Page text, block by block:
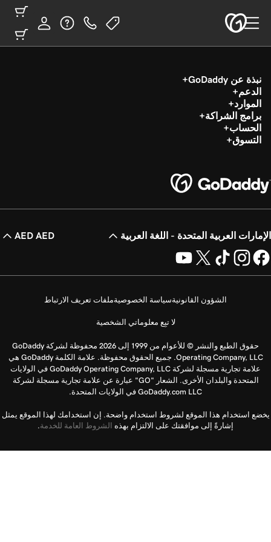
نبذة عن GoDaddy
الدعم
الموارد
برامج الشراكة
الحساب
التسوق
الإمارات العربية المتحدة - اللغة العربية AED AED
الشؤون القانونيةسياسة الخصوصيةملفات تعريف الارتباط
لا تبِع معلوماتي الشخصية
حقوق الطبع والنشر © للأعوام من 1999 إلى 2026 محفوظة لشركة GoDaddy
Operating Company, LLC. جميع الحقوق محفوظة. علامة الكلمة GoDaddy هي
علامة تجارية مسجلة لشركة GoDaddy Operating Company, LLC في الولايات
المتحدة والبلدان الأخرى. الشعار "GO" عبارة عن علامة تجارية مسجلة لشركة
GoDaddy.com LLC في الولايات المتحدة.
يخضع استخدام هذا الموقع لشروط استخدام واضحة. إن استخدامك لهذا الموقع يمثل
إشارةً إلى موافقتك على الالتزام بهذه الشروط العامة للخدمة.